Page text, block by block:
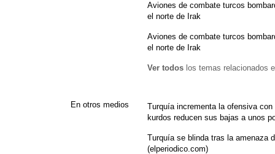
Aviones de combate turcos
el norte de Irak
Aviones de combate turcos
el norte de Irak
Ver todos los temas relacionados
En otros medios
Turquía incrementa la ofensiva
kurdos reducen sus bajas a unos
Turquía se blinda tras la amenaza
(elperiodico.com)